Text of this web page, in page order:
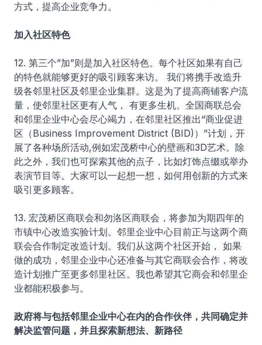
方式，提高企业竞争力。
加入社区特色
12. 第三个”加”则是加入社区特色。每个社区如果有自己
的特色就能够更好的吸引顾客来访。 我们将携手改造升
级各邻里社区及邻里企业集群。这是为了提高商铺客户流
量，使邻里社区更有人气， 有更多生机。全国商联总会
和邻里企业中心会尽心竭力，在邻里社区推出“商业促进
区（Business Improvement District (BID)）”计划，开
展了各种场所活动,例如宏茂桥中心的壁画和3D艺术。除
此之外，我们也可探索其他的点子，比如灯饰点缀或举办
表演节目等。大家可以一起想一想，如何用创新的方式来
吸引更多顾客。
13. 宏茂桥区商联会和勿洛区商联会，将参加为期四年的
市镇中心改造实验计划。邻里企业中心目前正与这两个商
联会合作制定改造计划。我们从这两个社区开始， 如果
做的成功，邻里企业中心还准备与其它商联会合作，将改
造计划推广至更多邻里社区。我也希望其它商会和邻里企
业都能积极参与。
政府将与包括邻里企业中心在内的合作伙伴，共同确定并
解决监管问题，并且探索新想法、新路径